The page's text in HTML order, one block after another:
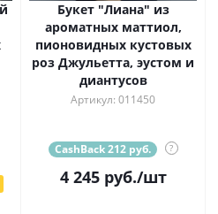
Букет "Лиана" из
ароматных маттиол,
пионовидных кустовых
роз Джульетта, эустом и
диантусов
Артикул: 011450
CashBack 212 руб. ?
4 245руб./шт